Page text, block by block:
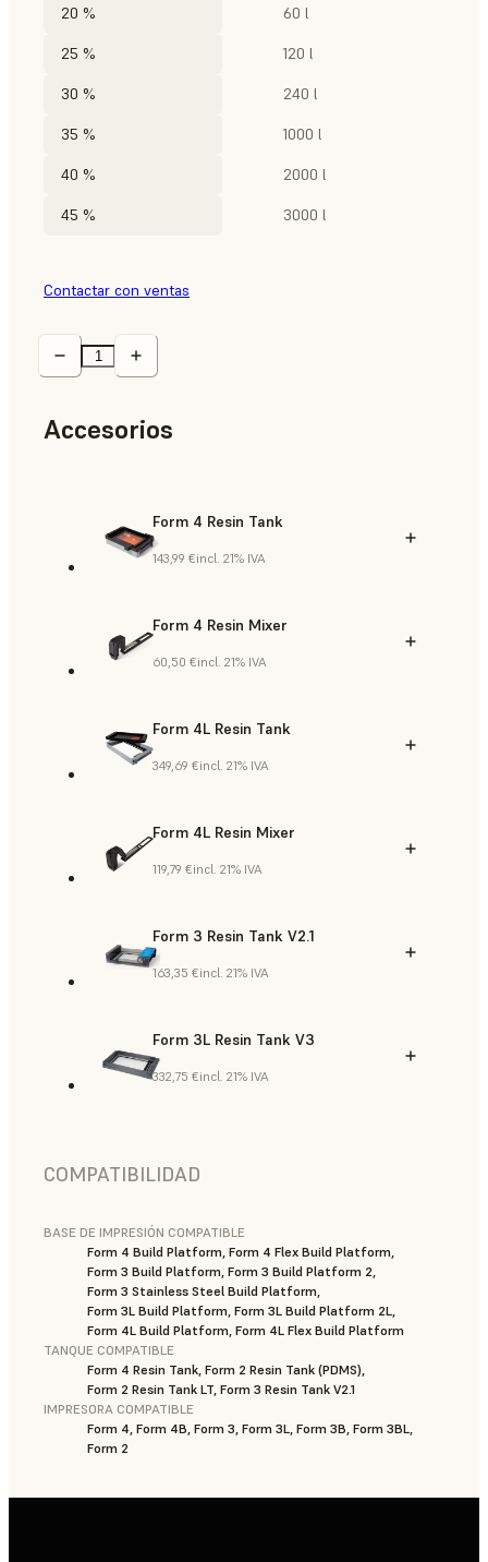
20 % 60 l
25 % 120 l
30 % 240 l
35 % 1000 l
40 % 2000 l
45 % 3000 l
Contactar con ventas
Accesorios
Form 4 Resin Tank
143,99 €incl. 21% IVA
Form 4 Resin Mixer
60,50 €incl. 21% IVA
Form 4L Resin Tank
349,69 €incl. 21% IVA
Form 4L Resin Mixer
119,79 €incl. 21% IVA
Form 3 Resin Tank V2.1
163,35 €incl. 21% IVA
Form 3L Resin Tank V3
332,75 €incl. 21% IVA
COMPATIBILIDAD
BASE DE IMPRESIÓN COMPATIBLE
Form 4 Build Platform, Form 4 Flex Build Platform,
Form 3 Build Platform, Form 3 Build Platform 2,
Form 3 Stainless Steel Build Platform,
Form 3L Build Platform, Form 3L Build Platform 2L,
Form 4L Build Platform, Form 4L Flex Build Platform
TANQUE COMPATIBLE
Form 4 Resin Tank, Form 2 Resin Tank (PDMS),
Form 2 Resin Tank LT, Form 3 Resin Tank V2.1
IMPRESORA COMPATIBLE
Form 4, Form 4B, Form 3, Form 3L, Form 3B, Form 3BL,
Form 2